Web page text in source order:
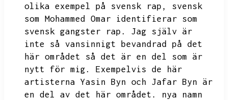
olika exempel på svensk rap,
svensk
som Mohammed Omar identifierar som
svensk gangster rap.
Jag själv är
inte så vansinnigt bevandrad på det
här området så det är en del som är
nytt för mig.
Exempelvis de här
artisterna Yasin Byn och Jafar Byn är
en del av det här området.
nya namn